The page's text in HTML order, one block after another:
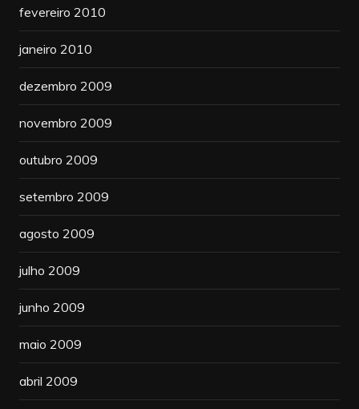
fevereiro 2010
janeiro 2010
dezembro 2009
novembro 2009
outubro 2009
setembro 2009
agosto 2009
julho 2009
junho 2009
maio 2009
abril 2009